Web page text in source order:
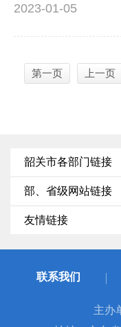
2023-01-05
第一页 上一页
韶关市各部门链接
部、省级网站链接
友情链接
联系我们
主办